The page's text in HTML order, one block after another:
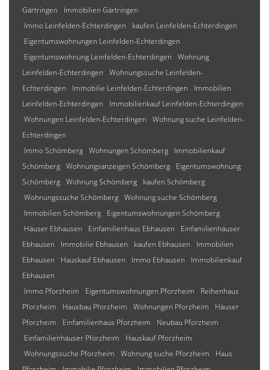
Gärtringen
Immobilien Gärtringen
Immo Leinfelden-Echterdingen
kaufen Leinfelden-Echterdingen
Eigentumswohnungen Leinfelden-Echterdingen
Eigentumswohnung Leinfelden-Echterdingen
Wohnung
Leinfelden-Echterdingen
Wohnungssuche Leinfelden-
Echterdingen
Immobilie Leinfelden-Echterdingen
Immobilien
Leinfelden-Echterdingen
Immobilienkauf Leinfelden-Echterdingen
Wohnungen Leinfelden-Echterdingen
Wohnung suche Leinfelden-
Echterdingen
Immo Schömberg Wohnungen Schömberg
Immobilienkauf
Schömberg Wohnungsanzeigen Schömberg
Eigentumswohnung
Schömberg Wohnung Schömberg
kaufen Schömberg
Wohnungssuche Schömberg Wohnung suche Schömberg
Immobilien Schömberg
Eigentumswohnungen Schömberg
Häuser Ebhausen
Einfamilienhaus Ebhausen
Einfamilienhäuser
Ebhausen
Immobilie Ebhausen kaufen Ebhausen
Immobilien
Ebhausen
Hauskauf Ebhausen Immo Ebhausen
Immobilienkauf
Ebhausen
Immo Pforzheim
Eigentumswohnungen Pforzheim
Reihenhaus
Pforzheim
Hausbau Pforzheim Wohnungen Pforzheim
Häuser
Pforzheim
Einfamilienhaus Pforzheim
Neubau Pforzheim
Einfamilienhäuser Pforzheim
Hauskauf Pforzheim
Wohnungssuche Pforzheim
Wohnung suche Pforzheim
Haus